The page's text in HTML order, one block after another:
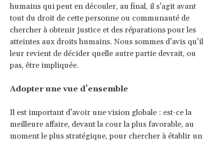
humains qui peut en découler, au final, il s’agit avant
tout du droit de cette personne ou communauté de
chercher à obtenir justice et des réparations pour les
atteintes aux droits humains. Nous sommes d’avis qu’il
leur revient de décider quelle autre partie devrait, ou
pas, être impliquée.
Adopter une vue d’ensemble
Il est important d’avoir une vision globale : est-ce la
meilleure affaire, devant la cour la plus favorable, au
moment le plus stratégique, pour chercher à établir un